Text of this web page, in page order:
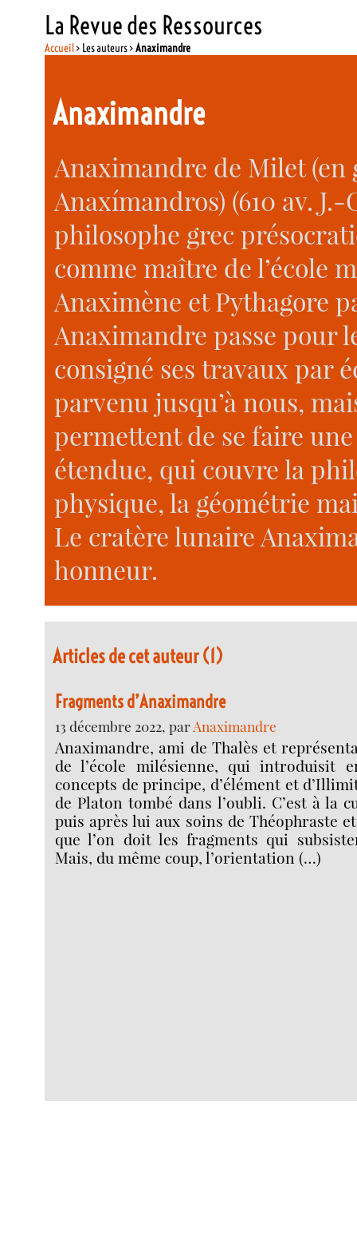
La Revue des Ressources
Accueil> Les auteurs >Anaximandre
Anaximandre
Anaximandre de Milet (en
Anaxímandros) (610 av. J.-
philosophe grec
comme maître de l’école
Anaximène et Pythagore
Anaximandre passe pour
consigné ses travaux par
parvenu jusqu’à nous,
permettent de se faire
étendue, qui couvre la
physique, la géométrie
Le cratère lunaire
honneur.
Articles de cet auteur (1)
Fragments d’Anaximandre
13 décembre 2022, parAnaximandre
Anaximandre, ami de Thalès et
de l’école milésienne, qui introduisit
concepts de principe, d’élément et
de Platon tombé dans l’oubli. C’est à la
puis après lui aux soins de Théophraste
que l’on doit les fragments qui
Mais, du même coup, l’orientation (…)